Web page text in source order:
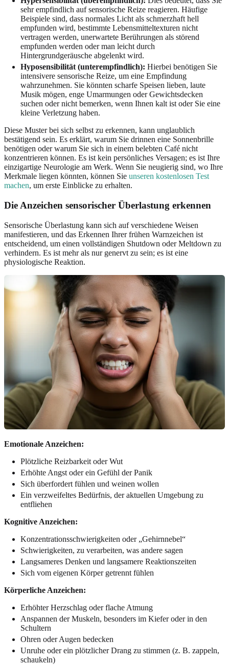
sehr empfindlich auf sensorische Reize reagieren. Häufige
Beispiele sind, dass normales Licht als schmerzhaft hell
empfunden wird, bestimmte Lebensmitteltexturen nicht
vertragen werden, unerwartete Berührungen als störend
empfunden werden oder man leicht durch
Hintergrundgeräusche abgelenkt wird.
Hyposensibilität (unterempfindlich): Hierbei benötigen Sie
intensivere sensorische Reize, um eine Empfindung
wahrzunehmen. Sie könnten scharfe Speisen lieben, laute
Musik mögen, enge Umarmungen oder Gewichtsdecken
suchen oder nicht bemerken, wenn Ihnen kalt ist oder Sie eine
kleine Verletzung haben.
Diese Muster bei sich selbst zu erkennen, kann unglaublich
bestätigend sein. Es erklärt, warum Sie drinnen eine Sonnenbrille
benötigen oder warum Sie sich in einem belebten Café nicht
konzentrieren können. Es ist kein persönliches Versagen; es ist Ihre
einzigartige Neurologie am Werk. Wenn Sie neugierig sind, wo Ihre
Merkmale liegen könnten, können Sie unseren kostenlosen Test
machen, um erste Einblicke zu erhalten.
Die Anzeichen sensorischer Überlastung erkennen
Sensorische Überlastung kann sich auf verschiedene Weisen
manifestieren, und das Erkennen Ihrer frühen Warnzeichen ist
entscheidend, um einen vollständigen Shutdown oder Meltdown zu
verhindern. Es ist mehr als nur genervt zu sein; es ist eine
physiologische Reaktion.
Emotionale Anzeichen:
Plötzliche Reizbarkeit oder Wut
Erhöhte Angst oder ein Gefühl der Panik
Sich überfordert fühlen und weinen wollen
Ein verzweifeltes Bedürfnis, der aktuellen Umgebung zu
entfliehen
Kognitive Anzeichen:
Konzentrationsschwierigkeiten oder „Gehirnnebel“
Schwierigkeiten, zu verarbeiten, was andere sagen
Langsameres Denken und langsamere Reaktionszeiten
Sich vom eigenen Körper getrennt fühlen
Körperliche Anzeichen:
Erhöhter Herzschlag oder flache Atmung
Anspannen der Muskeln, besonders im Kiefer oder in den
Schultern
Ohren oder Augen bedecken
Unruhe oder ein plötzlicher Drang zu stimmen (z. B. zappeln,
schaukeln)